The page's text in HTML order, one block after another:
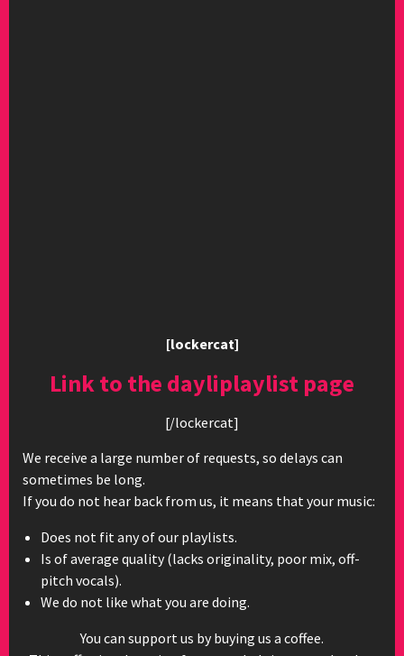
[lockercat]
Link to the dayliplaylist page
[/lockercat]
We receive a large number of requests, so delays can
sometimes be long.
If you do not hear back from us, it means that your music:
Does not fit any of our playlists.
Is of average quality (lacks originality, poor mix, off-
pitch vocals).
We do not like what you are doing.
You can support us by buying us a coffee.